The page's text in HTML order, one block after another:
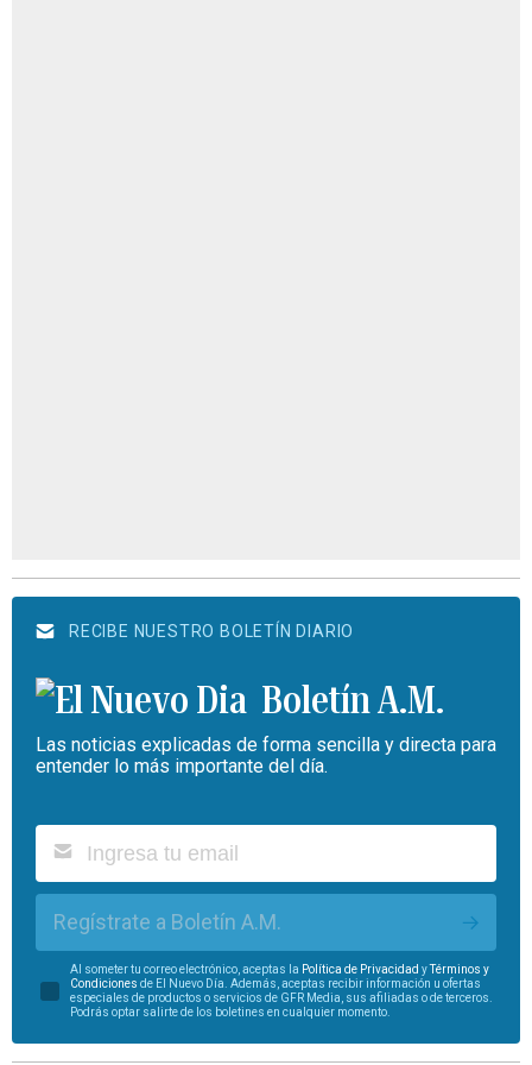
RECIBE NUESTRO BOLETÍN DIARIO
Boletín A.M.
Las noticias explicadas de forma sencilla y directa para
entender lo más importante del día.
Regístrate a Boletín A.M.
Al someter tu correo electrónico, aceptas la Política de Privacidad yTérminos y
Condiciones de El Nuevo Día. Además, aceptas recibir información u ofertas
especiales de productos o servicios de GFR Media, sus afiliadas o de terceros.
Podrás optar salirte de los boletines en cualquier momento.